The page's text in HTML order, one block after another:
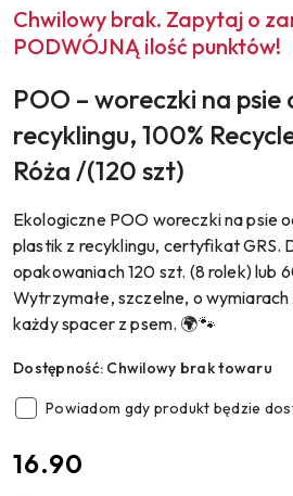
Chwilowy brak. Zapytaj o
PODWÓJNĄ ilość punktów!
POO – woreczki na psie
recyklingu, 100%
Róża /(120 szt)
Ekologiczne POO woreczki na psie
plastik z recyklingu, certyfikat GRS.
opakowaniach 120 szt. (8 rolek) lub
Wytrzymałe, szczelne, o
każdy spacer z psem. 🌍🐾
Dostępność: Chwilowy brak towaru
Powiadom gdy produkt będzie
cena:
16.90